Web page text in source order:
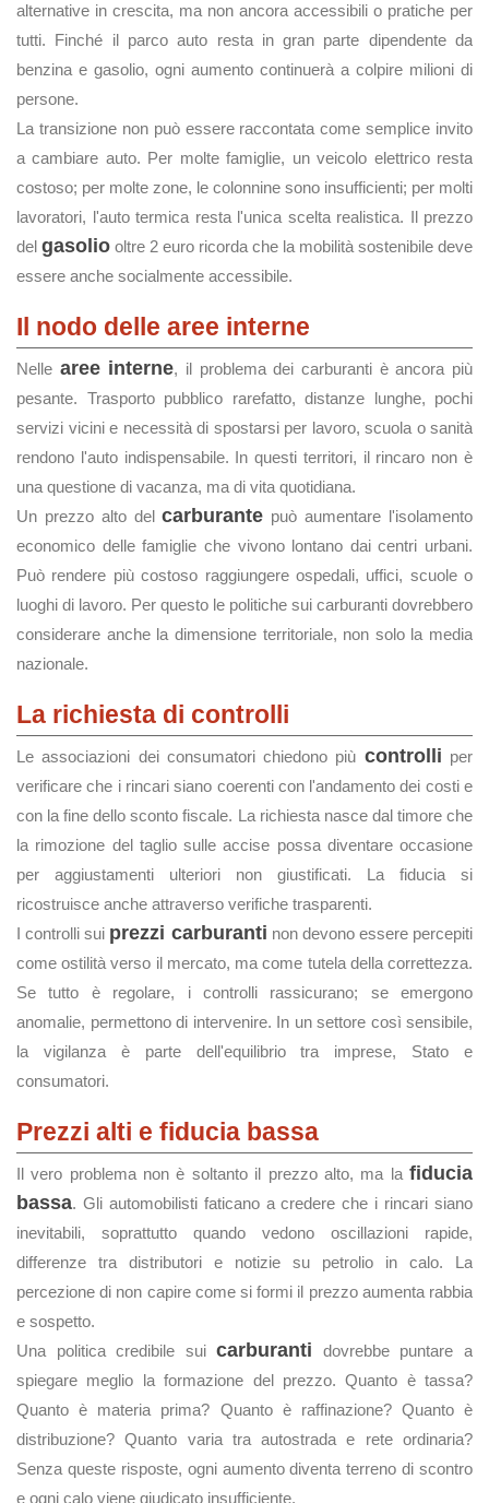
alternative in crescita, ma non ancora accessibili o pratiche per
tutti. Finché il parco auto resta in gran parte dipendente da
benzina e gasolio, ogni aumento continuerà a colpire milioni di
persone.
La transizione non può essere raccontata come semplice invito
a cambiare auto. Per molte famiglie, un veicolo elettrico resta
costoso; per molte zone, le colonnine sono insufficienti; per molti
lavoratori, l'auto termica resta l'unica scelta realistica. Il prezzo
del gasolio oltre 2 euro ricorda che la mobilità sostenibile deve
essere anche socialmente accessibile.
Il nodo delle aree interne
Nelle aree interne, il problema dei carburanti è ancora più
pesante. Trasporto pubblico rarefatto, distanze lunghe, pochi
servizi vicini e necessità di spostarsi per lavoro, scuola o sanità
rendono l'auto indispensabile. In questi territori, il rincaro non è
una questione di vacanza, ma di vita quotidiana.
Un prezzo alto delcarburante può aumentare l'isolamento
economico delle famiglie che vivono lontano dai centri urbani.
Può rendere più costoso raggiungere ospedali, uffici, scuole o
luoghi di lavoro. Per questo le politiche sui carburanti dovrebbero
considerare anche la dimensione territoriale, non solo la media
nazionale.
La richiesta di controlli
Le associazioni dei consumatori chiedono più controlli per
verificare che i rincari siano coerenti con l'andamento dei costi e
con la fine dello sconto fiscale. La richiesta nasce dal timore che
la rimozione del taglio sulle accise possa diventare occasione
per aggiustamenti ulteriori non giustificati. La fiducia si
ricostruisce anche attraverso verifiche trasparenti.
I controlli sui prezzi carburanti non devono essere percepiti
come ostilità verso il mercato, ma come tutela della correttezza.
Se tutto è regolare, i controlli rassicurano; se emergono
anomalie, permettono di intervenire. In un settore così sensibile,
la vigilanza è parte dell'equilibrio tra imprese, Stato e
consumatori.
Prezzi alti e fiducia bassa
Il vero problema non è soltanto il prezzo alto, ma la fiducia
bassa. Gli automobilisti faticano a credere che i rincari siano
inevitabili, soprattutto quando vedono oscillazioni rapide,
differenze tra distributori e notizie su petrolio in calo. La
percezione di non capire come si formi il prezzo aumenta rabbia
e sospetto.
Una politica credibile suicarburanti dovrebbe puntare a
spiegare meglio la formazione del prezzo. Quanto è tassa?
Quanto è materia prima? Quanto è raffinazione? Quanto è
distribuzione? Quanto varia tra autostrada e rete ordinaria?
Senza queste risposte, ogni aumento diventa terreno di scontro
e ogni calo viene giudicato insufficiente.